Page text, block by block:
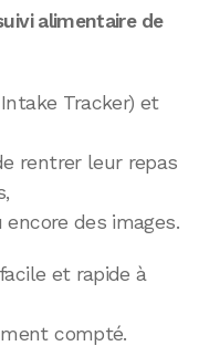
alimentaire de
Tracker) et
rentrer leur repas
des images.
et rapide à
compté.